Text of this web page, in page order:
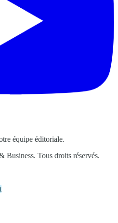
équipe éditoriale.
Tous droits réservés.